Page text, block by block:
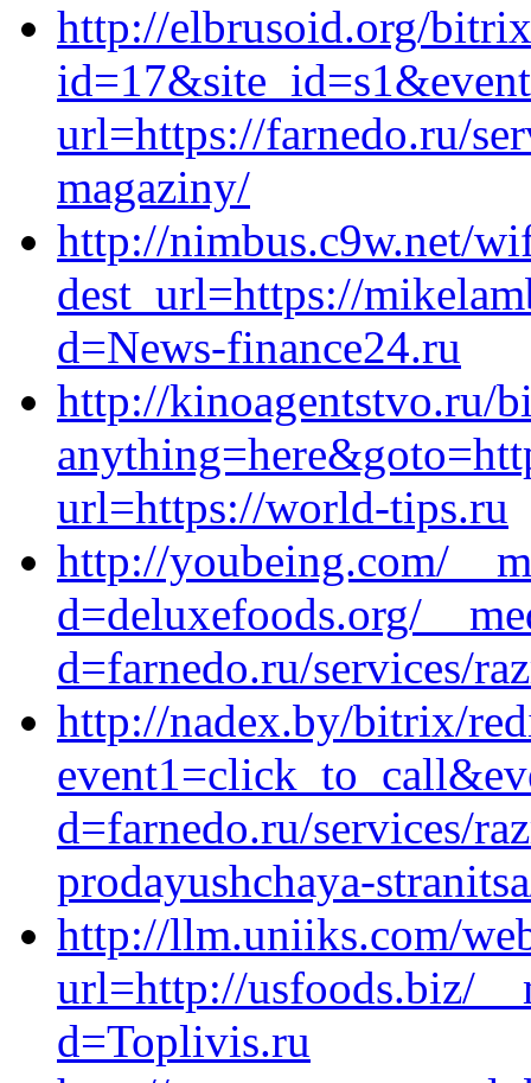
http://elbrusoid.org/
url=https://farnedo.ru/
magaziny/
http://nimbus.c9w.net/
dest_url=https://
d=News-finance24.ru
http://kinoagentstvo.ru/
url=https://world-tips.ru
http://youbeing.com/
d=deluxefoods.org/
d=farnedo.ru/services/
http://nadex.by/bitrix/
d=farnedo.ru/services/
prodayushchaya-
http://llm.uniiks.com/
url=http://usfoods.biz/
d=Toplivis.ru